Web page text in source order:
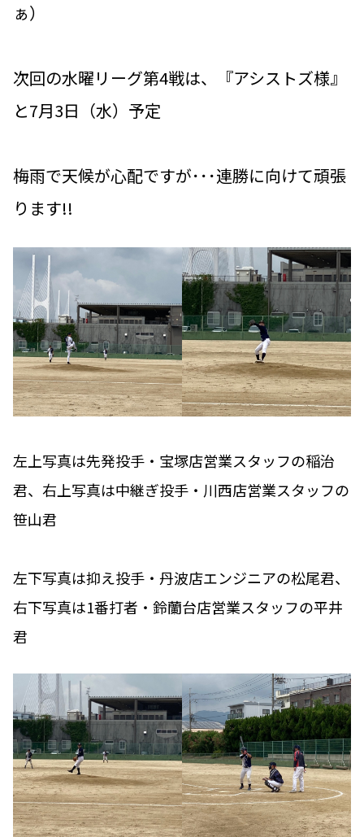
ぁ）
次回の水曜リーグ第4戦は、『アシストズ様』
と7月3日（水）予定
梅雨で天候が心配ですが･･･連勝に向けて頑張
ります!!
左上写真は先発投手・宝塚店営業スタッフの稲治
君、右上写真は中継ぎ投手・川西店営業スタッフの
笹山君
左下写真は抑え投手・丹波店エンジニアの松尾君、
右下写真は1番打者・鈴蘭台店営業スタッフの平井
君